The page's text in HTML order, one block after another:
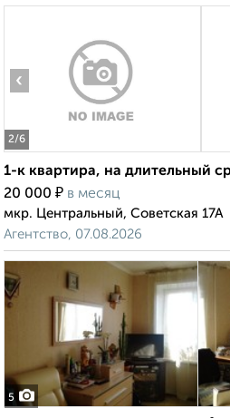
2/6
‹
1-к квартира, на длительный
20 000 ₽ в месяц
мкр. Центральный, Советская 17А
Агентство, 07.08.2026
5